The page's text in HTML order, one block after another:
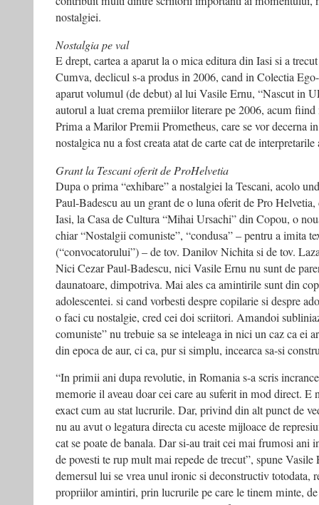
nostalgiei.
Nostalgia pe val
E drept, cartea a aparut la o mica editura din Iasi si a
Cumva, declicul s-a produs in 2006, cand in Colectia
aparut volumul (de debut) al lui Vasile Ernu, “Nascut in
autorul a luat crema premiilor literare pe 2006, acum
Prima a Marilor Premii Prometheus, care se vor decerna
nostalgica nu a fost creata atat de carte cat de interpretarile
Grant la Tescani oferit de ProHelvetia
Dupa o prima “exhibare” a nostalgiei la Tescani, acolo
Paul-Badescu au un grant de o luna oferit de Pro
Iasi, la Casa de Cultura “Mihai Ursachi” din Copou, o
chiar “Nostalgii comuniste”, “condusa” – pentru a imita
(“convocatorului”) – de tov. Danilov Nichita si de tov.
Nici Cezar Paul-Badescu, nici Vasile Ernu nu sunt de
daunatoare, dimpotriva. Mai ales ca amintirile sunt din
adolescentei. si cand vorbesti despre copilarie si despre
o faci cu nostalgie, cred cei doi scriitori. Amandoi
comuniste” nu trebuie sa se inteleaga in nici un caz ca ei
din epoca de aur, ci ca, pur si simplu, incearca sa-si
“In primii ani dupa revolutie, in Romania s-a scris
memorie il aveau doar cei care au suferit in mod direct. E
exact cum au stat lucrurile. Dar, privind din alt punct de
nu au avut o legatura directa cu aceste mijloace de
cat se poate de banala. Dar si-au trait cei mai frumosi ani
de povesti te rup mult mai repede de trecut”, spune Vasile
demersul lui se vrea unul ironic si deconstructiv totodata,
propriilor amintiri, prin lucrurile pe care le tinem minte,